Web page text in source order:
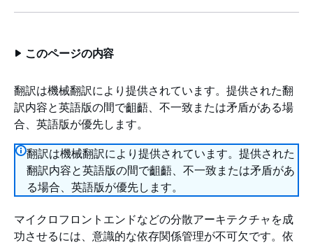
このページの内容
翻訳は機械翻訳により提供されています。提供された翻
訳内容と英語版の間で齟齬、不一致または矛盾がある場
合、英語版が優先します。
翻訳は機械翻訳により提供されています。提供された
翻訳内容と英語版の間で齟齬、不一致または矛盾があ
る場合、英語版が優先します。
マイクロフロントエンドなどの分散アーキテクチャを成
功させるには、意識的な依存関係管理が不可欠です。依